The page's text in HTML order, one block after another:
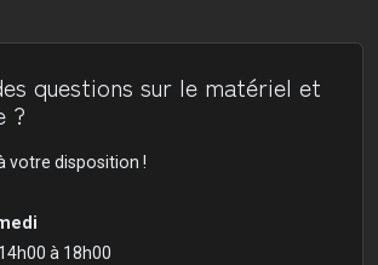
questions sur le matériel et
?
votre disposition !
à 18h00